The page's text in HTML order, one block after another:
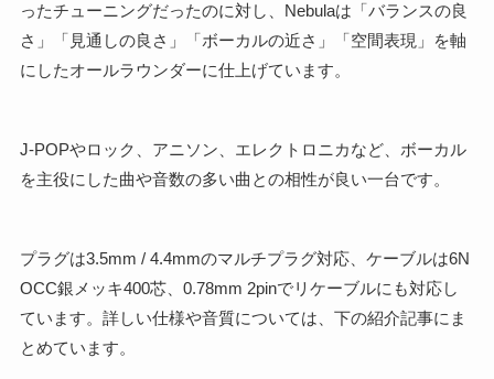
ったチューニングだったのに対し、Nebulaは「バランスの良
さ」「見通しの良さ」「ボーカルの近さ」「空間表現」を軸
にしたオールラウンダーに仕上げています。
J-POPやロック、アニソン、エレクトロニカなど、ボーカル
を主役にした曲や音数の多い曲との相性が良い一台です。
プラグは3.5mm / 4.4mmのマルチプラグ対応、ケーブルは6N
OCC銀メッキ400芯、0.78mm 2pinでリケーブルにも対応し
ています。詳しい仕様や音質については、下の紹介記事にま
とめています。